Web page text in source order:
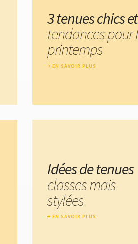
3 tenues chics et
tendances pour
printemps
EN SAVOIR PLUS
Idées de tenues
classes mais
stylées
EN SAVOIR PLUS